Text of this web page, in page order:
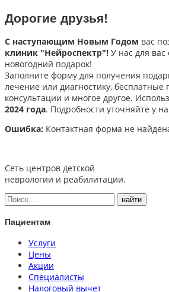
Дорогие друзья!
С наступающим Новым Годом вас
клиник "Нейроспектр"! У нас для
новогодний подарок!
Заполните форму для получения
лечение или диагностику,
консультации и многое другое.
2024 года. Подробности уточняйте у
Ошибка: Контактная форма не
Сеть центров детской
неврологии и реабилитации.
Пациентам
Услуги
Цены
Акции
Специалисты
Налоговый вычет